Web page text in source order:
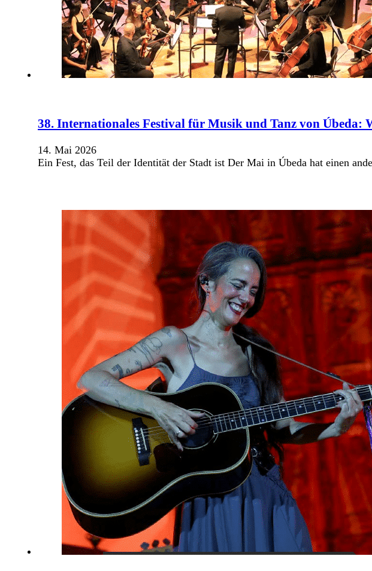
38. Internationales Festival für Musik und Tanz von Úbeda:
14. Mai 2026
Ein Fest, das Teil der Identität der Stadt ist Der Mai in Úbeda hat einen